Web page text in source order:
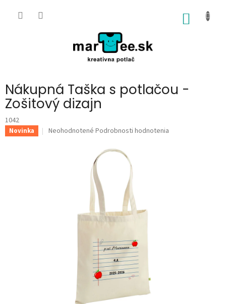
Nákupná Taška s potlačou -
Zošitový dizajn
1042
Novinka
Priemerné
Neohodnotené Podrobnosti hodnotenia